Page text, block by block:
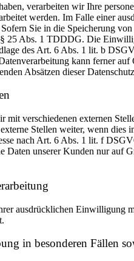
verarbeiten wir Ihre
werden. Im Falle einer
Sie in die Speicherung
25 Abs. 1 TDDDG. Die
des Art. 6 Abs. 1 lit. b
kann ferner
Absätzen dieser
mit verschiedenen externen
Stellen weiter, wenn
nach Art. 6 Abs. 1 lit. f
Daten unserer Kunden nur auf
ausdrücklichen
in besonderen Fällen